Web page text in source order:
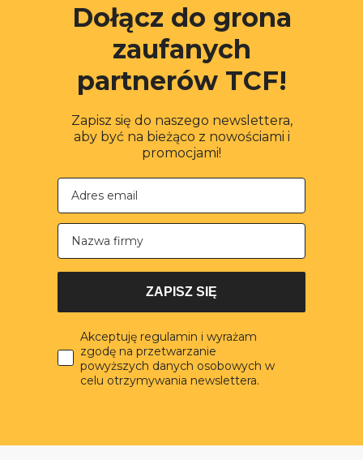
Dołącz do grona
zaufanych
partnerów TCF!
Zapisz się do naszego newslettera,
aby być na bieżąco z nowościami i
promocjami!
Nazwa firmy
ZAPISZ SIĘ
Akceptuję regulamin i wyrażam
zgodę na przetwarzanie
powyższych danych osobowych w
celu otrzymywania newslettera.